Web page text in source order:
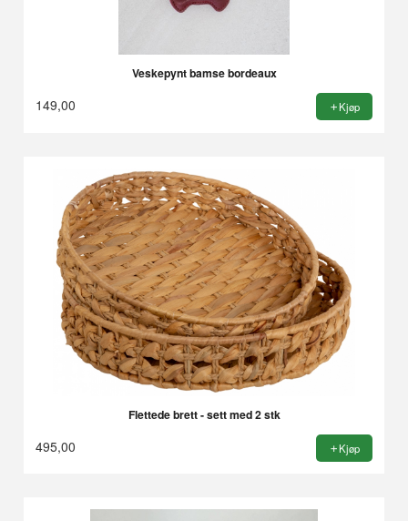
Veskepynt bamse bordeaux
149,00 Kjøp
Flettede brett - sett med 2 stk
495,00 Kjøp